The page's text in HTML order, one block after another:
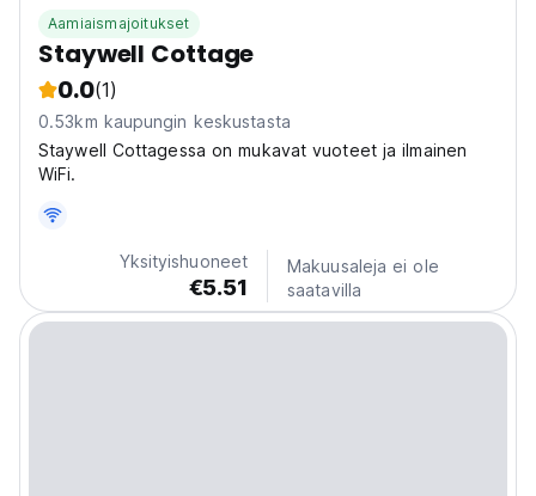
Aamiaismajoitukset
Staywell Cottage
0.0(1)
0.53km kaupungin keskustasta
Staywell Cottagessa on mukavat vuoteet ja ilmainen
WiFi.
Yksityishuoneet
€5.51
Makuusaleja ei ole
saatavilla